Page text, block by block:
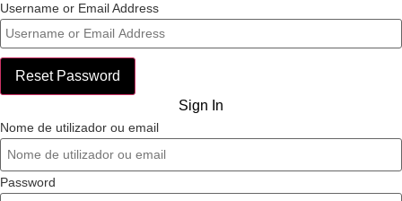
Username or Email Address
Reset Password
Sign In
Nome de utilizador ou email
Password